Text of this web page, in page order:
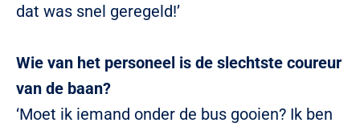
dat was snel geregeld!’
Wie van het personeel is de slechtste coureur
van de baan?
‘Moet ik iemand onder de bus gooien? Ik ben